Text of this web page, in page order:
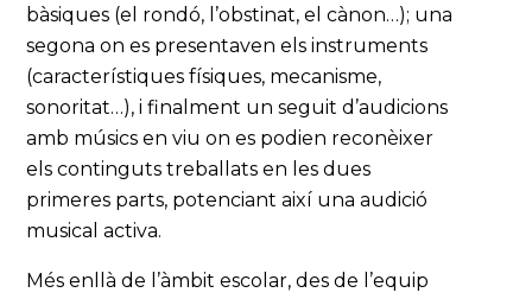
bàsiques (el rondó, l’obstinat, el cànon…); una
segona on es presentaven els instruments
(característiques físiques, mecanisme,
sonoritat…), i finalment un seguit d’audicions
amb músics en viu on es podien reconèixer
els continguts treballats en les dues
primeres parts, potenciant així una audició
musical activa.
Més enllà de l’àmbit escolar, des de l’equip